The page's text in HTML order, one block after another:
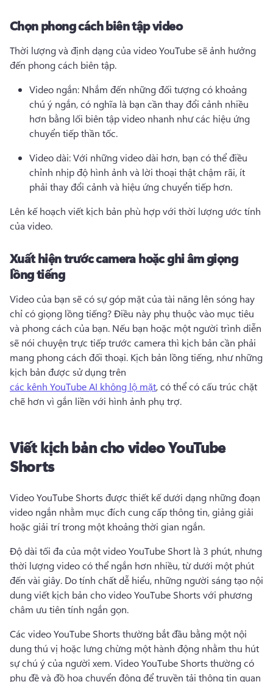
Chọn phong cách biên tập video
Thời lượng và định dạng của video YouTube sẽ ảnh hưởng
đến phong cách biên tập.
Video ngắn: Nhắm đến những đối tượng có khoảng
chú ý ngắn, có nghĩa là bạn cần thay đổi cảnh nhiều
hơn bằng lối biên tập video nhanh như các hiệu ứng
chuyển tiếp thần tốc.
Video dài: Với những video dài hơn, bạn có thể điều
chỉnh nhịp độ hình ảnh và lời thoại thật chậm rãi, ít
phải thay đổi cảnh và hiệu ứng chuyển tiếp hơn.
Lên kế hoạch viết kịch bản phù hợp với thời lượng ước tính
của video.
Xuất hiện trước camera hoặc ghi âm giọng
lồng tiếng
Video của bạn sẽ có sự góp mặt của tài năng lên sóng hay
chỉ có giọng lồng tiếng? Điều này phụ thuộc vào mục tiêu
và phong cách của bạn. Nếu bạn hoặc một người trình diễn
sẽ nói chuyện trực tiếp trước camera thì kịch bản cần phải
mang phong cách đối thoại. Kịch bản lồng tiếng, như những
kịch bản được sử dụng trên
các kênh YouTube AI không lộ mặt, có thể có cấu trúc chặt
chẽ hơn vì gắn liền với hình ảnh phụ trợ.
Viết kịch bản cho video YouTube
Shorts
Video YouTube Shorts được thiết kế dưới dạng những đoạn
video ngắn nhằm mục đích cung cấp thông tin, giảng giải
hoặc giải trí trong một khoảng thời gian ngắn.
Độ dài tối đa của một video YouTube Short là 3 phút, nhưng
thời lượng video có thể ngắn hơn nhiều, từ dưới một phút
đến vài giây. Do tính chất dễ hiểu, những người sáng tạo nội
dung viết kịch bản cho video YouTube Shorts với phương
châm ưu tiên tính ngắn gọn.
Các video YouTube Shorts thường bắt đầu bằng một nội
dung thú vị hoặc lưng chừng một hành động nhằm thu hút
sự chú ý của người xem. Video YouTube Shorts thường có
phụ đề và đồ họa chuyển động để truyền tải thông tin quan